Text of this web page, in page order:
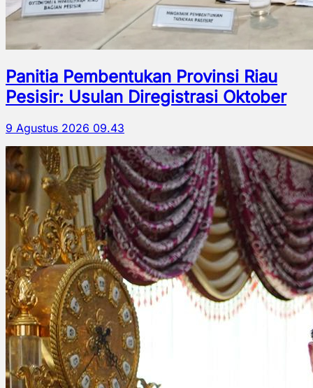
Panitia Pembentukan Provinsi Riau
Pesisir: Usulan Diregistrasi Oktober
9 Agustus 2026 09.43